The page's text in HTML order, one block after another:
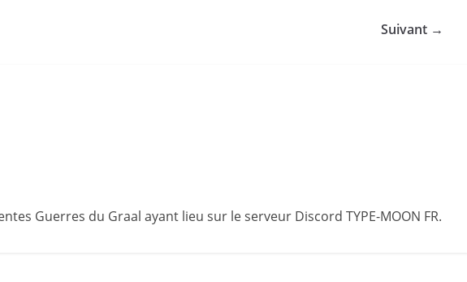
Suivant →
Guerres du Graal ayant lieu sur le serveur Discord TYPE-MOON FR.